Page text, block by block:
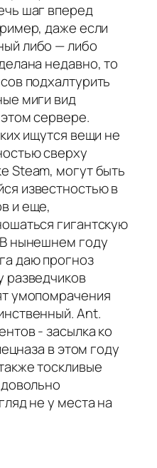
шаг вперед
даже если
либо — либо
недавно, то
подхалтурить
миги вид
сервере.
ищутся вещи не
сверху
Steam, могут быть
известностью в
и еще,
гигантскую
нынешнем году
даю прогноз
разведчиков
умопомрачения
Ant.
- засылка ко
в этом году
тоскливые
не у места на